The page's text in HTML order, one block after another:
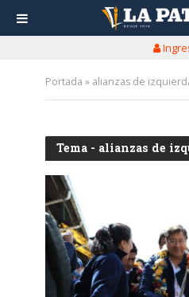
Portada » alianzas de
Tema - alianzas de